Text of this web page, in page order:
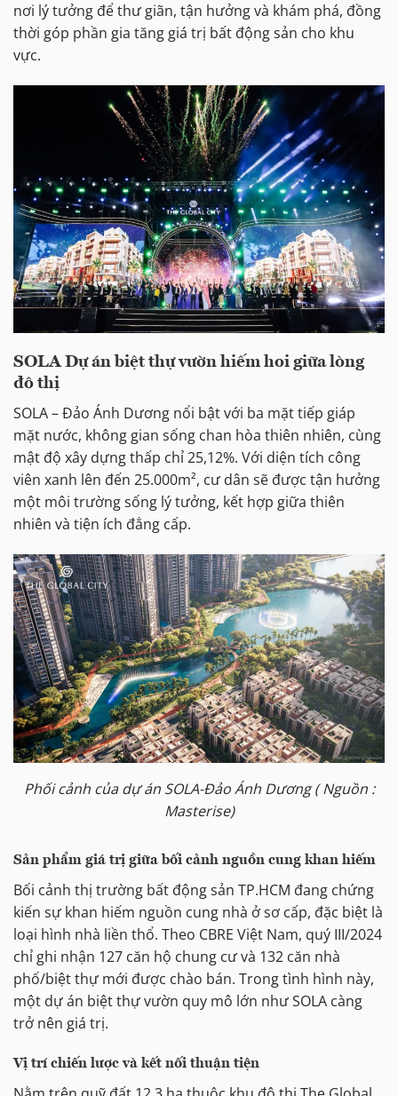
nơi lý tưởng để thư giãn, tận hưởng và khám phá, đồng
thời góp phần gia tăng giá trị bất động sản cho khu
vực.
SOLA Dự án biệt thự vườn hiếm hoi giữa lòng
đô thị
SOLA – Đảo Ánh Dương nổi bật với ba mặt tiếp giáp
mặt nước, không gian sống chan hòa thiên nhiên, cùng
mật độ xây dựng thấp chỉ 25,12%. Với diện tích công
viên xanh lên đến 25.000m², cư dân sẽ được tận hưởng
một môi trường sống lý tưởng, kết hợp giữa thiên
nhiên và tiện ích đẳng cấp.
Phối cảnh của dự án SOLA-Đảo Ánh Dương ( Nguồn :
Masterise)
Sản phẩm giá trị giữa bối cảnh nguồn cung khan hiếm
Bối cảnh thị trường bất động sản TP.HCM đang chứng
kiến sự khan hiếm nguồn cung nhà ở sơ cấp, đặc biệt là
loại hình nhà liền thổ. Theo CBRE Việt Nam, quý III/2024
chỉ ghi nhận 127 căn hộ chung cư và 132 căn nhà
phố/biệt thự mới được chào bán. Trong tình hình này,
một dự án biệt thự vườn quy mô lớn như SOLA càng
trở nên giá trị.
Vị trí chiến lược và kết nối thuận tiện